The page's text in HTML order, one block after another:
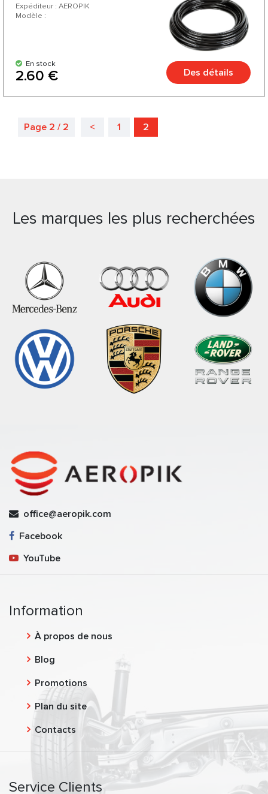
Expéditeur : AEROPIK
Modèle :
En stock
2.60 € Des détails
Page 2 / 2 < 1 2
Les marques les plus recherchées
office@aeropik.com
Facebook
YouTube
Information
À propos de nous
Blog
Promotions
Plan du site
Contacts
Service Clients